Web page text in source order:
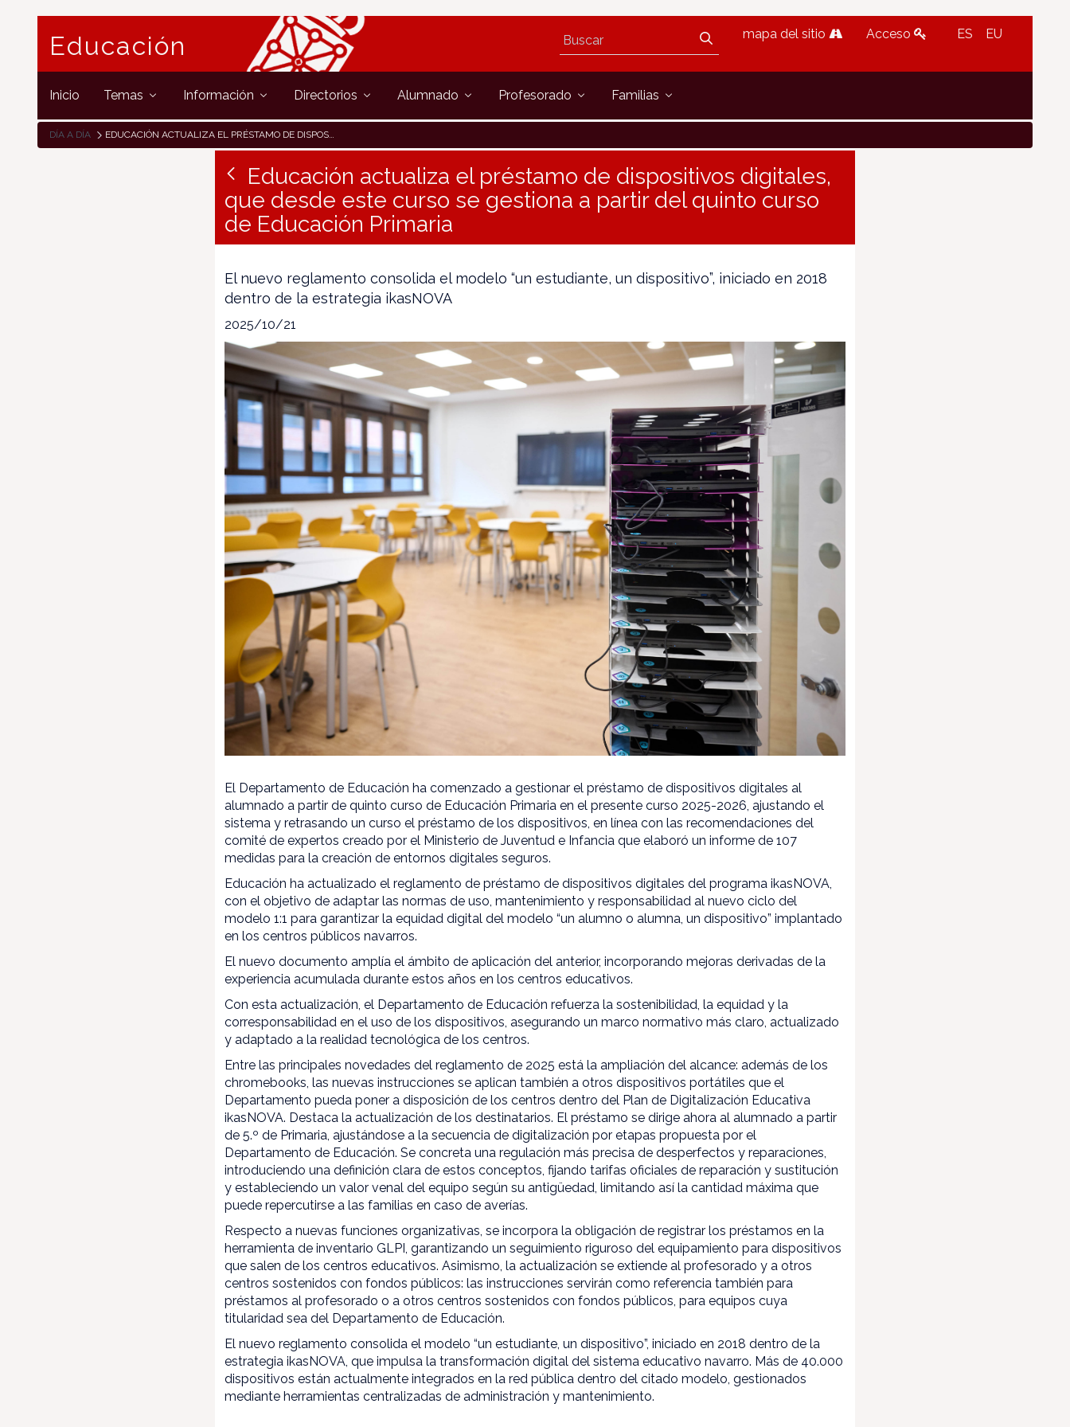
Educación mapa del sitio Acceso ES EU
Inicio Temas Información Directorios Alumnado Profesorado Familias
DÍA A DÍA EDUCACIÓN ACTUALIZA EL PRÉSTAMO DE DISPOSITIVOS DIGITALES, QUE DESDE ESTE CURSO SE GESTIONA A PARTIR DEL QUINTO CURSO DE EDUCACIÓN PRIMARIA
Educación actualiza el préstamo de dispositivos digitales,
que desde este curso se gestiona a partir del quinto curso
de Educación Primaria
El nuevo reglamento consolida el modelo “un estudiante, un dispositivo”, iniciado en 2018
dentro de la estrategia ikasNOVA
2025/10/21
El Departamento de Educación ha comenzado a gestionar el préstamo de dispositivos digitales al
alumnado a partir de quinto curso de Educación Primaria en el presente curso 2025-2026, ajustando el
sistema y retrasando un curso el préstamo de los dispositivos, en línea con las recomendaciones del
comité de expertos creado por el Ministerio de Juventud e Infancia que elaboró un informe de 107
medidas para la creación de entornos digitales seguros.
Educación ha actualizado el reglamento de préstamo de dispositivos digitales del programa ikasNOVA,
con el objetivo de adaptar las normas de uso, mantenimiento y responsabilidad al nuevo ciclo del
modelo 1:1 para garantizar la equidad digital del modelo “un alumno o alumna, un dispositivo” implantado
en los centros públicos navarros.
El nuevo documento amplía el ámbito de aplicación del anterior, incorporando mejoras derivadas de la
experiencia acumulada durante estos años en los centros educativos.
Con esta actualización, el Departamento de Educación refuerza la sostenibilidad, la equidad y la
corresponsabilidad en el uso de los dispositivos, asegurando un marco normativo más claro, actualizado
y adaptado a la realidad tecnológica de los centros.
Entre las principales novedades del reglamento de 2025 está la ampliación del alcance: además de los
chromebooks, las nuevas instrucciones se aplican también a otros dispositivos portátiles que el
Departamento pueda poner a disposición de los centros dentro del Plan de Digitalización Educativa
ikasNOVA. Destaca la actualización de los destinatarios. El préstamo se dirige ahora al alumnado a partir
de 5.º de Primaria, ajustándose a la secuencia de digitalización por etapas propuesta por el
Departamento de Educación. Se concreta una regulación más precisa de desperfectos y reparaciones,
introduciendo una definición clara de estos conceptos, fijando tarifas oficiales de reparación y sustitución
y estableciendo un valor venal del equipo según su antigüedad, limitando así la cantidad máxima que
puede repercutirse a las familias en caso de averías.
Respecto a nuevas funciones organizativas, se incorpora la obligación de registrar los préstamos en la
herramienta de inventario GLPI, garantizando un seguimiento riguroso del equipamiento para dispositivos
que salen de los centros educativos. Asimismo, la actualización se extiende al profesorado y a otros
centros sostenidos con fondos públicos: las instrucciones servirán como referencia también para
préstamos al profesorado o a otros centros sostenidos con fondos públicos, para equipos cuya
titularidad sea del Departamento de Educación.
El nuevo reglamento consolida el modelo “un estudiante, un dispositivo”, iniciado en 2018 dentro de la
estrategia ikasNOVA, que impulsa la transformación digital del sistema educativo navarro. Más de 40.000
dispositivos están actualmente integrados en la red pública dentro del citado modelo, gestionados
mediante herramientas centralizadas de administración y mantenimiento.